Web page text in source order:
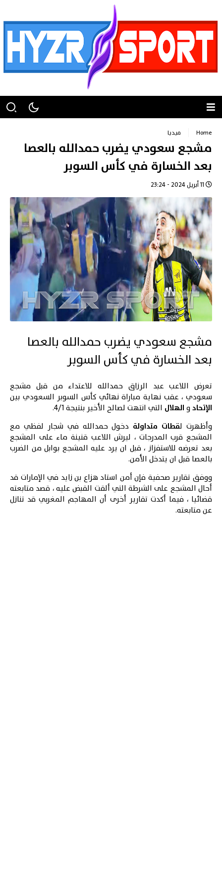
Home ميديا
مشجع سعودي يضرب حمدالله بالعصا
بعد الخسارة في كأس السوبر
مشجع سعودي يضرب حمدالله بالعصا
بعد الخسارة في كأس السوبر
تعرض اللاعب عبد الرزاق حمدالله للاعتداء من قبل مشجع
سعودي ، عقب نهاية مباراة نهائي كأس السوبر السعودي بين
الإتحادو الهلال التي انتهت لصالح الأخير بنتيجة 4/1.
وأظهرت لقطات متداولة دخول حمدالله في شجار لفظي مع
المشجع قرب المدرجات ، ليرش اللاعب قنينة ماء على المشجع
بعد تعرضه للاستفزاز ، قبل ان يرد عليه المشجع بوابل من الضرب
بالعصا قبل ان يتدخل الأمن.
ووفق تقارير صحفية فإن أمن استاد هزاع بن زايد في الإمارات قد
أحال المشجع على الشرطة التي ألقت القبض عليه ، قصد متابعته
قضائيا ، فيما أكدت تقارير أخرى أن المهاجم المغربي قد تنازل
عن متابعته.